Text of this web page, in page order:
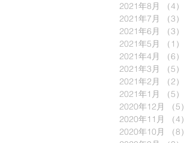
2021年8月
（4）
2021年7月
（3）
2021年6月
（3）
2021年5月
（1）
2021年4月
（6）
2021年3月
（5）
2021年2月
（2）
2021年1月
（5）
2020年12月
（5）
2020年11月
（4）
2020年10月
（8）